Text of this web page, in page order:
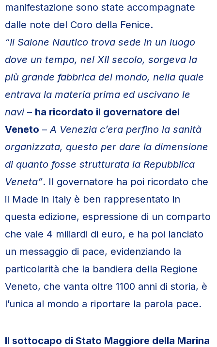
manifestazione sono state accompagnate
dalle note del Coro della Fenice.
“Il Salone Nautico trova sede in un luogo
dove un tempo, nel XII secolo, sorgeva la
più grande fabbrica del mondo, nella quale
entrava la materia prima ed uscivano le
navi – ha ricordato il governatore del
Veneto – A Venezia c’era perfino la sanità
organizzata, questo per dare la dimensione
di quanto fosse strutturata la Repubblica
Veneta”. Il governatore ha poi ricordato che
il Made in Italy è ben rappresentato in
questa edizione, espressione di un comparto
che vale 4 miliardi di euro, e ha poi lanciato
un messaggio di pace, evidenziando la
particolarità che la bandiera della Regione
Veneto, che vanta oltre 1100 anni di storia, è
l’unica al mondo a riportare la parola pace.
Il sottocapo di Stato Maggiore della Marina